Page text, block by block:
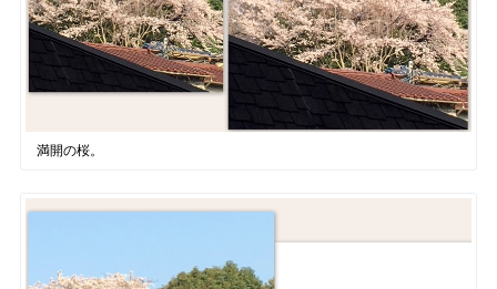
満開の桜。